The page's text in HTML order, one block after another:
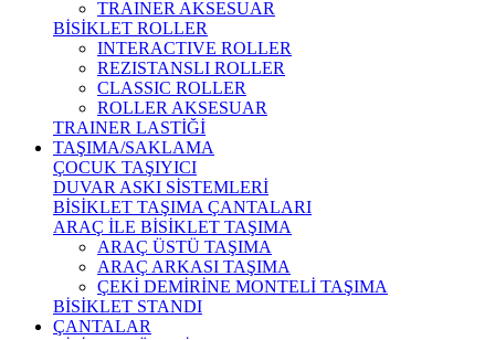
TRAINER AKSESUAR
BİSİKLET ROLLER
INTERACTIVE ROLLER
REZISTANSLI ROLLER
CLASSIC ROLLER
ROLLER AKSESUAR
TRAINER LASTİĞİ
TAŞIMA/SAKLAMA
ÇOCUK TAŞIYICI
DUVAR ASKI SİSTEMLERİ
BİSİKLET TAŞIMA ÇANTALARI
ARAÇ İLE BİSİKLET TAŞIMA
ARAÇ ÜSTÜ TAŞIMA
ARAÇ ARKASI TAŞIMA
ÇEKİ DEMİRİNE MONTELİ TAŞIMA
BİSİKLET STANDI
ÇANTALAR